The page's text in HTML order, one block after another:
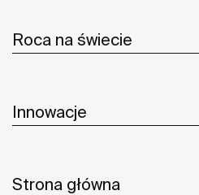
Roca na świecie
Innowacje
Strona główna